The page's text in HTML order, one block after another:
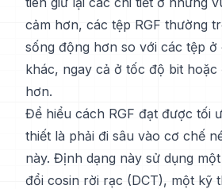
cảm hơn, các tệp RGF thường
sống động hơn so với các tệp ở
khác, ngay cả ở tốc độ bit hoặc
hơn.
Để hiểu cách RGF đạt được tối
thiết là phải đi sâu vào cơ chế
này. Định dạng này sử dụng
đổi cosin rời rạc (DCT), một kỹ